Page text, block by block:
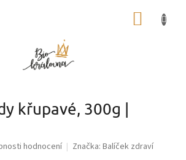
křupavé, 300g |
hodnocení Značka: Balíček zdraví